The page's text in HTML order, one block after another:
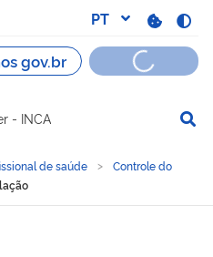
- INCA
de saúde
Controle do